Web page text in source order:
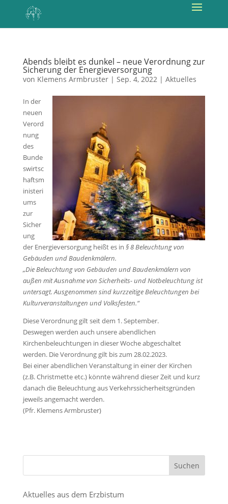
Abends bleibt es dunkel – neue Verordnung zur
Sicherung der Energieversorgung
von Klemens Armbruster| Sep. 4, 2022| Aktuelles
In der
neuen
Verord
nung
des
Bunde
swirtsc
haftsm
inisteri
ums
zur
Sicher
ung
der Energieversorgung heißt es in § 8 Beleuchtung von
Gebäuden und Baudenkmälern.
„Die Beleuchtung von Gebäuden und Baudenkmälern von
außen mit Ausnahme von Sicherheits- und Notbeleuchtung ist
untersagt. Ausgenommen sind kurzzeitige Beleuchtungen bei
Kulturveranstaltungen und Volksfesten.“
Diese Verordnung gilt seit dem 1. September.
Deswegen werden auch unsere abendlichen
Kirchenbeleuchtungen in dieser Woche abgeschaltet
werden. Die Verordnung gilt bis zum 28.02.2023.
Bei einer abendlichen Veranstaltung in einer der Kirchen
(z.B. Christmette etc.) könnte während dieser Zeit und kurz
danach die Beleuchtung aus Verkehrssicherheitsgründen
jeweils angemacht werden.
(Pfr. Klemens Armbruster)
Aktuelles aus dem Erzbistum